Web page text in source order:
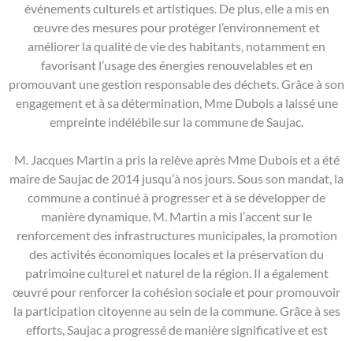
événements culturels et artistiques. De plus, elle a mis en
œuvre des mesures pour protéger l’environnement et
améliorer la qualité de vie des habitants, notamment en
favorisant l’usage des énergies renouvelables et en
promouvant une gestion responsable des déchets. Grâce à son
engagement et à sa détermination, Mme Dubois a laissé une
empreinte indélébile sur la commune de Saujac.
M. Jacques Martin a pris la relève après Mme Dubois et a été
maire de Saujac de 2014 jusqu’à nos jours. Sous son mandat, la
commune a continué à progresser et à se développer de
manière dynamique. M. Martin a mis l’accent sur le
renforcement des infrastructures municipales, la promotion
des activités économiques locales et la préservation du
patrimoine culturel et naturel de la région. Il a également
œuvré pour renforcer la cohésion sociale et pour promouvoir
la participation citoyenne au sein de la commune. Grâce à ses
efforts, Saujac a progressé de manière significative et est